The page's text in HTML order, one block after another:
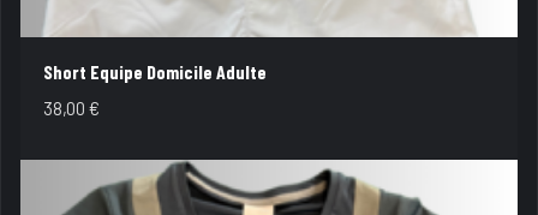
Short Equipe Domicile Adulte
38,00€